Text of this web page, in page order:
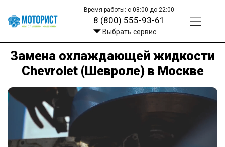
Время работы: с 08:00 до 22:00
8 (800) 555-93-61
Выбрать сервис
Замена охлаждающей жидкости
Chevrolet (Шевроле) в Москве